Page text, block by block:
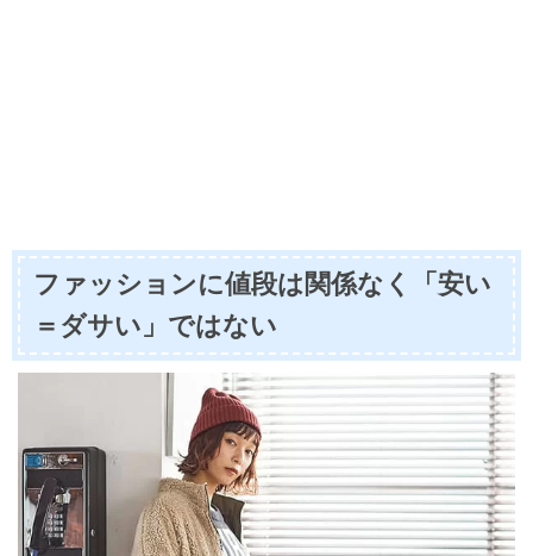
ファッションに値段は関係なく「安い
＝ダサい」ではない